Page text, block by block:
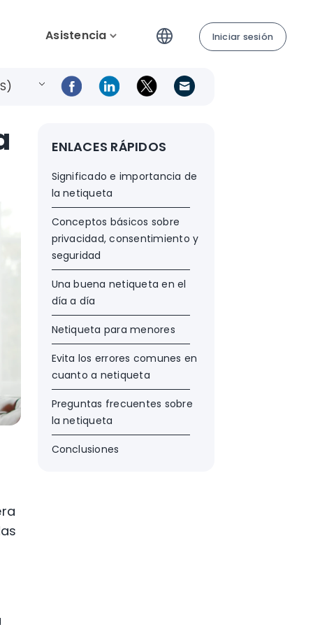
Asistencia Iniciar sesión
ENLACES RÁPIDOS
Significado e importancia de
la netiqueta
Conceptos básicos sobre
privacidad, consentimiento y
seguridad
Una buena netiqueta en el
día a día
Netiqueta para menores
Evita los errores comunes en
cuanto a netiqueta
Preguntas frecuentes sobre
la netiqueta
Conclusiones